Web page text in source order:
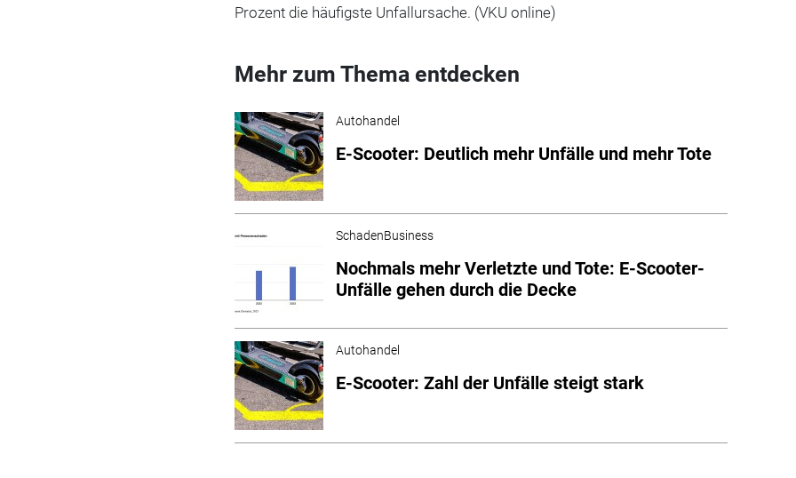
Prozent die häufigste Unfallursache. (VKU online)
Mehr zum Thema entdecken
Autohandel
E-Scooter: Deutlich mehr Unfälle und mehr Tote
SchadenBusiness
Nochmals mehr Verletzte und Tote: E-Scooter-
Unfälle gehen durch die Decke
Autohandel
E-Scooter: Zahl der Unfälle steigt stark